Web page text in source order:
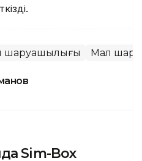
шаруашылығы Мал
Sim-Box